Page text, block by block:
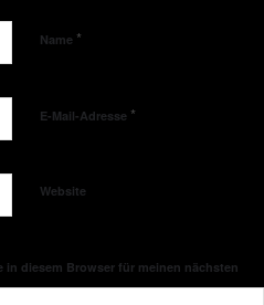
Name *
E-Mail-Adresse *
Website
in diesem Browser für meinen nächsten